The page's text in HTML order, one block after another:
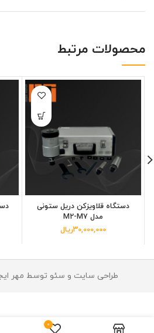
محصولات مرتبط
دستگاه قلاویزکن دریل ستونی
مدل M2-M7
30,000,000ریال
طراحی سایت و سئو توسط مهر ایجنسی
افزودن 0